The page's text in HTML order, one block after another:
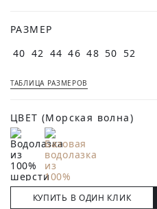
РАЗМЕР
40 42 44 46 48 50 52
ТАБЛИЦА РАЗМЕРОВ
ЦВЕТ (Морская волна)
КУПИТЬ В ОДИН КЛИК